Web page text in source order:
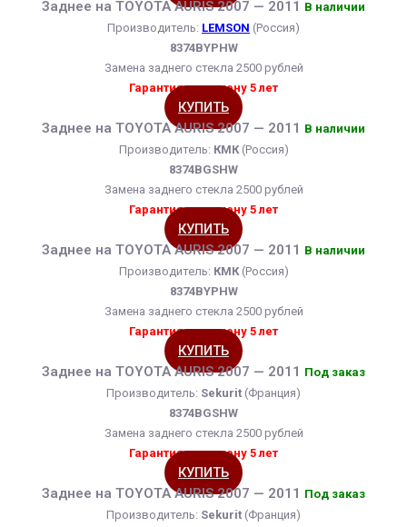
Заднее на TOYOTA AURIS 2007 — 2011 В наличии
Производитель: LEMSON (Россия)
8374BYPHW
Замена заднего стекла 2500 рублей
Гарантия на замену 5 лет
КУПИТЬ
Заднее на TOYOTA AURIS 2007 — 2011 В наличии
Производитель: КМК(Россия)
8374BGSHW
Замена заднего стекла 2500 рублей
Гарантия на замену 5 лет
КУПИТЬ
Заднее на TOYOTA AURIS 2007 — 2011 В наличии
Производитель: КМК(Россия)
8374BYPHW
Замена заднего стекла 2500 рублей
Гарантия на замену 5 лет
КУПИТЬ
Заднее на TOYOTA AURIS 2007 — 2011 Под заказ
Производитель: Sekurit (Франция)
8374BGSHW
Замена заднего стекла 2500 рублей
Гарантия на замену 5 лет
КУПИТЬ
Заднее на TOYOTA AURIS 2007 — 2011 Под заказ
Производитель: Sekurit (Франция)